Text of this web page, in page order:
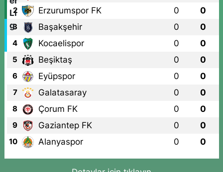
2 Erzurumspor FK 0 0
3 Başakşehir 0 0
4 Kocaelispor 0 0
5 Beşiktaş 0 0
6 Eyüpspor 0 0
7 Galatasaray 0 0
8 Çorum FK 0 0
9 Gaziantep FK 0 0
10 Alanyaspor 0 0